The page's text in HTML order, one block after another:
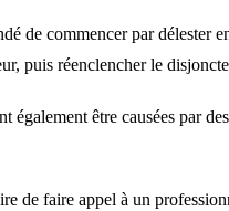
de commencer par
puis réenclencher le
également être causées par
de faire appel à un